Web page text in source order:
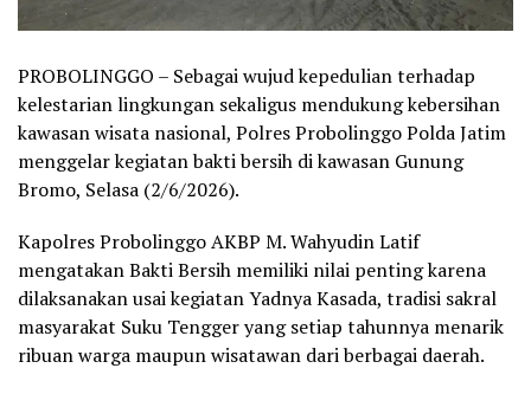
PROBOLINGGO – Sebagai wujud kepedulian terhadap
kelestarian lingkungan sekaligus mendukung kebersihan
kawasan wisata nasional, Polres Probolinggo Polda Jatim
menggelar kegiatan bakti bersih di kawasan Gunung
Bromo, Selasa (2/6/2026).
Kapolres Probolinggo AKBP M. Wahyudin Latif
mengatakan Bakti Bersih memiliki nilai penting karena
dilaksanakan usai kegiatan Yadnya Kasada, tradisi sakral
masyarakat Suku Tengger yang setiap tahunnya menarik
ribuan warga maupun wisatawan dari berbagai daerah.